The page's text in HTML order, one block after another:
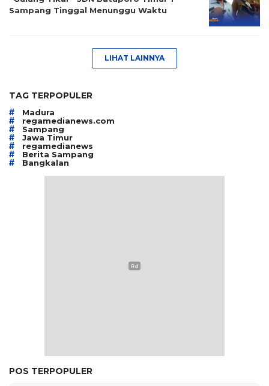
Sampang Tinggal Menunggu Waktu
LIHAT LAINNYA
TAG TERPOPULER
# Madura
# regamedianews.com
# Sampang
# Jawa Timur
# regamedianews
# Berita Sampang
# Bangkalan
POS TERPOPULER